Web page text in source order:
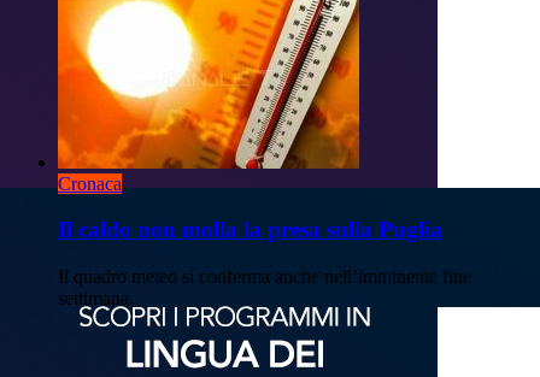
Cronaca
Il caldo non molla la presa sulla Puglia
Il quadro meteo si conferma anche nell’imminente fine
settimana.